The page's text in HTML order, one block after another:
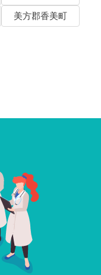
美方郡香美町